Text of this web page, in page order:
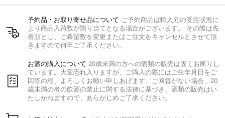
予約品・お取り寄せ品について ご予約商品は輸入元の受注状況に
より商品入荷数が割り当てとなる場合がございます。 その際は先
着順とし、ご希望数を変更またはご注文をキャンセルとさせて頂
きますので何卒ご了承ください。
お酒の購入について 20歳未満の方への酒類の販売は固くお断りし
ています。大変恐れ入りますが、ご購入の際にはご生年月日をご
回答の程、よろしくお願い申しあげます。ご回答がない場合、20
歳未満の者の飲酒の禁止に関する法律に基づき、酒類の販売はい
たしかねますので、あらかじめご了承ください。